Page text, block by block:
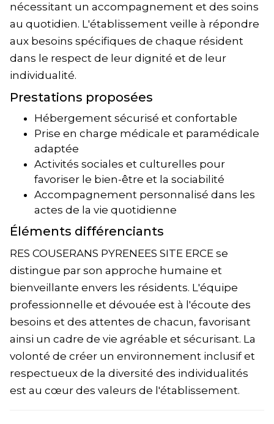
nécessitant un accompagnement et des soins
au quotidien. L'établissement veille à répondre
aux besoins spécifiques de chaque résident
dans le respect de leur dignité et de leur
individualité.
Prestations proposées
Hébergement sécurisé et confortable
Prise en charge médicale et paramédicale
adaptée
Activités sociales et culturelles pour
favoriser le bien-être et la sociabilité
Accompagnement personnalisé dans les
actes de la vie quotidienne
Éléments différenciants
RES COUSERANS PYRENEES SITE ERCE se
distingue par son approche humaine et
bienveillante envers les résidents. L'équipe
professionnelle et dévouée est à l'écoute des
besoins et des attentes de chacun, favorisant
ainsi un cadre de vie agréable et sécurisant. La
volonté de créer un environnement inclusif et
respectueux de la diversité des individualités
est au cœur des valeurs de l'établissement.